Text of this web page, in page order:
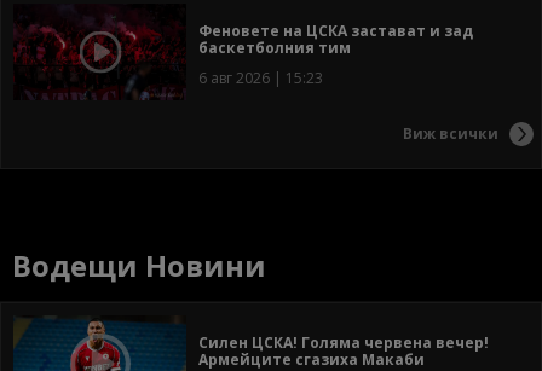
Феновете на ЦСКА застават и зад
баскетболния тим
6 авг 2026 | 15:23
Виж всички
Водещи Новини
Силен ЦСКА! Голяма червена вечер!
Армейците сгазиха Макаби